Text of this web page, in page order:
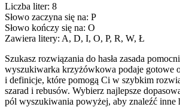
Liczba liter: 8
Słowo zaczyna się na: P
Słowo kończy się na: O
Zawiera litery: A, D, I, O, P, R, W, Ł
Szukasz rozwiązania do hasła zasada
wyszukiwarka krzyżówkowa podaje gotowe
i definicje, które pomogą Ci w szybkim
szarad i rebusów. Wybierz najlepsze
pól wyszukiwania powyżej, aby znaleźć inne